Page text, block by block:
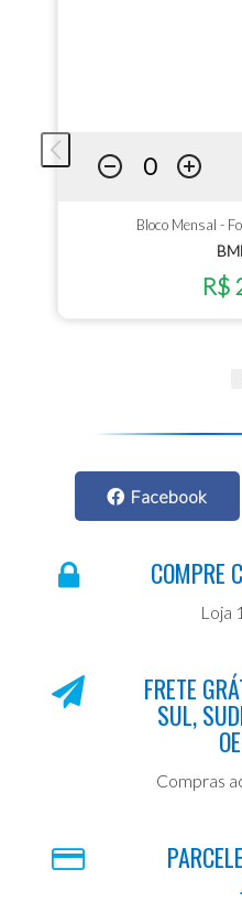
Bloco Mensal -
R$
Facebook
COMPRE
Loja
FRETE
SUL,
Compras